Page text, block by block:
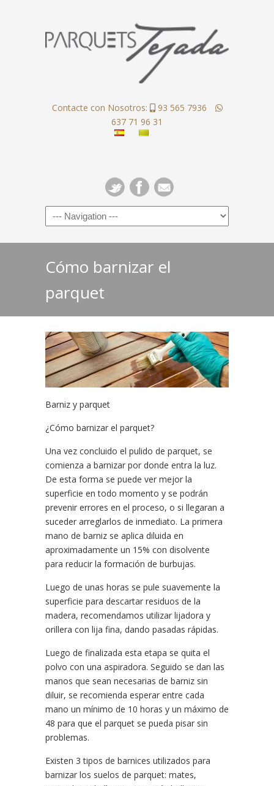
Contacte con Nosotros:
93 565 7936
637 71 96 31
Cómo barnizar el
parquet
Barniz y parquet
¿Cómo barnizar el parquet?
Una vez concluido el pulido de parquet, se
comienza a barnizar por donde entra la luz.
De esta forma se puede ver mejor la
superficie en todo momento y se podrán
prevenir errores en el proceso, o si llegaran a
suceder arreglarlos de inmediato. La primera
mano de barniz se aplica diluida en
aproximadamente un 15% con disolvente
para reducir la formación de burbujas.
Luego de unas horas se pule suavemente la
superficie para descartar residuos de la
madera, recomendamos utilizar lijadora y
orillera con lija fina, dando pasadas rápidas.
Luego de finalizada esta etapa se quita el
polvo con una aspiradora. Seguido se dan las
manos que sean necesarias de barniz sin
diluir, se recomienda esperar entre cada
mano un mínimo de 10 horas y un máximo de
48 para que el parquet se pueda pisar sin
problemas.
Existen 3 tipos de barnices utilizados para
barnizar los suelos de parquet: mates,